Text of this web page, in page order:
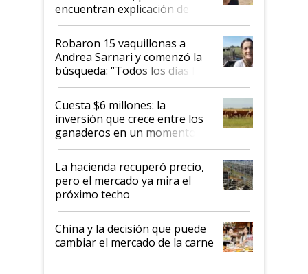
encuentran explicación de
cómo llegaron allí
Robaron 15 vaquillonas a
Andrea Sarnari y comenzó la
búsqueda: “Todos los días le
toca a algún productor”
Cuesta $6 millones: la
inversión que crece entre los
ganaderos en un momento
histórico para la actividad
La hacienda recuperó precio,
pero el mercado ya mira el
próximo techo
China y la decisión que puede
cambiar el mercado de la carne